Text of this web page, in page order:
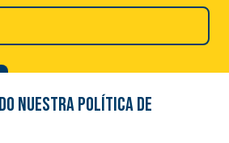
nuestra Política de